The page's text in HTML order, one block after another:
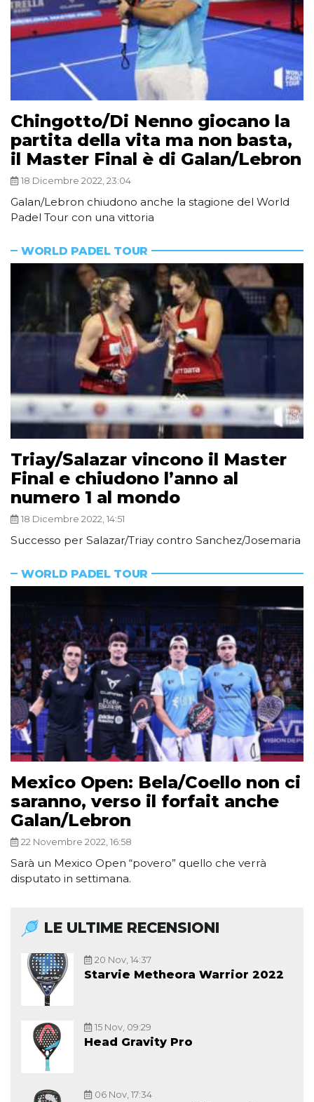
Chingotto/Di Nenno giocano la
partita della vita ma non basta,
il Master Final è di Galan/Lebron
18 Dicembre 2022, 23:04
Galan/Lebron chiudono anche la stagione del World
Padel Tour con una vittoria
WORLD PADEL TOUR
Triay/Salazar vincono il Master
Final e chiudono l’anno al
numero 1 al mondo
18 Dicembre 2022, 14:51
Successo per Salazar/Triay contro Sanchez/Josemaria
WORLD PADEL TOUR
Mexico Open: Bela/Coello non ci
saranno, verso il forfait anche
Galan/Lebron
22 Novembre 2022, 16:58
Sarà un Mexico Open “povero” quello che verrà
disputato in settimana.
LE ULTIME RECENSIONI
20 Nov, 14:37
Starvie Metheora Warrior 2022
15 Nov, 09:29
Head Gravity Pro
06 Nov, 17:34